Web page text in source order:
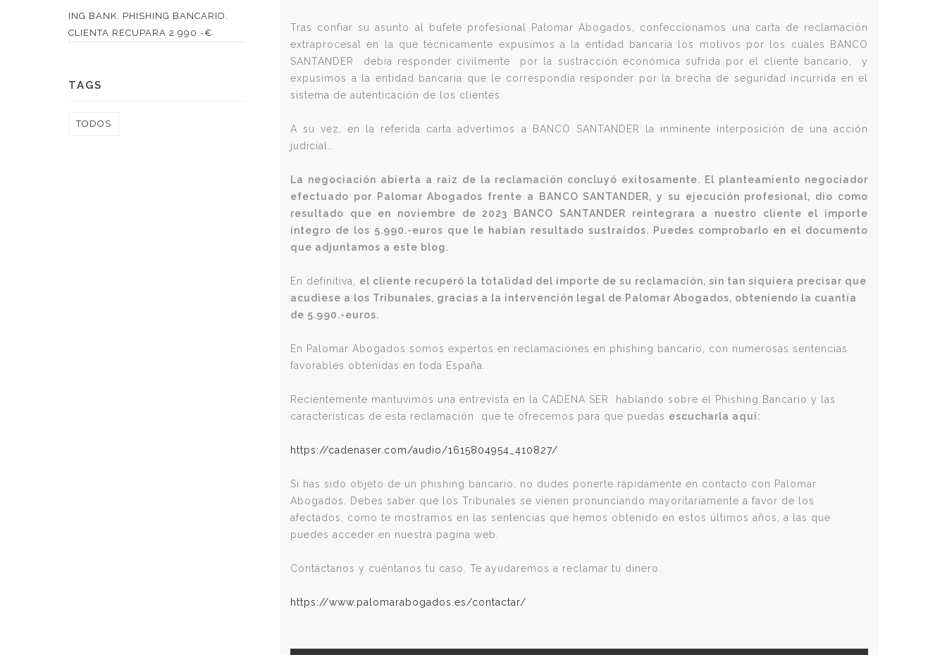
ING BANK. PHISHING BANCARIO.
CLIENTA RECUPARA 2.990.-€
TAGS
TODOS
Tras confiar su asunto al bufete profesional Palomar Abogados, confeccionamos una carta de reclamación
extraprocesal en la que técnicamente expusimos a la entidad bancaria los motivos por los cuales BANCO
SANTANDER debía responder civilmente por la sustracción económica sufrida por el cliente bancario, y
expusimos a la entidad bancaria que le correspondía responder por la brecha de seguridad incurrida en el
sistema de autenticación de los clientes.
A su vez, en la referida carta advertimos a BANCO SANTANDER la inminente interposición de una acción
judicial..
La negociación abierta a raiz de la reclamación concluyó exitosamente. El planteamiento negociador
efectuado por Palomar Abogados frente a BANCO SANTANDER, y su ejecución profesional, dio como
resultado que en noviembre de 2023 BANCO SANTANDER reintegrara a nuestro cliente el importe
íntegro de los 5.990.-euros que le habían resultado sustraídos. Puedes comprobarlo en el documento
que adjuntamos a este blog.
En definitiva, el cliente recuperó la totalidad del importe de su reclamación, sin tan siquiera precisar que
acudiese a los Tribunales, gracias a la intervención legal de Palomar Abogados, obteniendo la cuantía
de 5.990.-euros.
En Palomar Abogados somos expertos en reclamaciones en phishing bancario, con numerosas sentencias
favorables obtenidas en toda España.
Recientemente mantuvimos una entrevista en la CADENA SER hablando sobre el Phishing Bancario y las
características de esta reclamación que te ofrecemos para que puedas escucharla aquí:
https://cadenaser.com/audio/1615804954_410827/
Si has sido objeto de un phishing bancario, no dudes ponerte rápidamente en contacto con Palomar
Abogados. Debes saber que los Tribunales se vienen pronunciando mayoritariamente a favor de los
afectados, como te mostramos en las sentencias que hemos obtenido en estos últimos años, a las que
puedes acceder en nuestra pagina web.
Contáctanos y cuéntanos tu caso. Te ayudaremos a reclamar tu dinero.
https://www.palomarabogados.es/contactar/